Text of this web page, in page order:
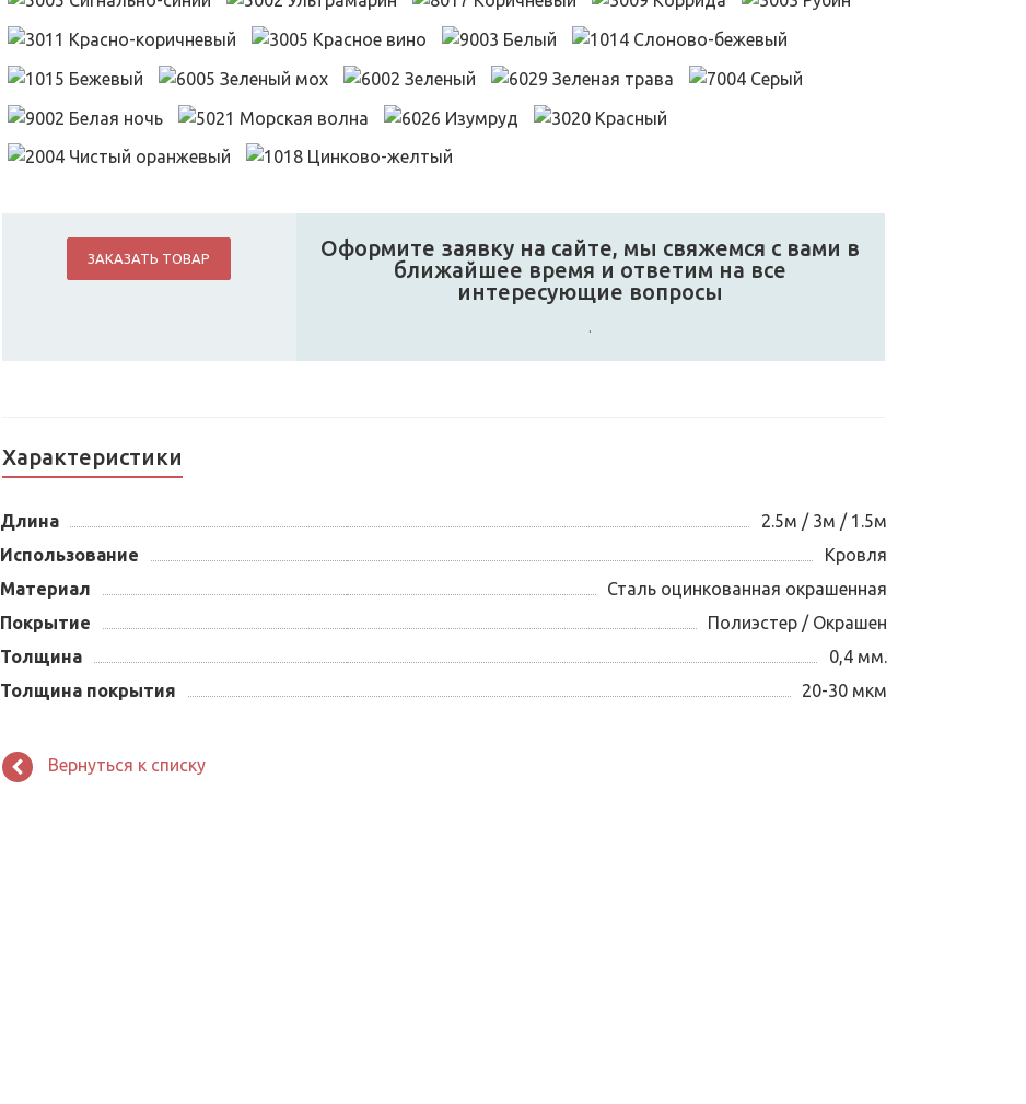
ЗАКАЗАТЬ ТОВАР
Оформите заявку на сайте, мы свяжемся с вами в
ближайшее время и ответим на все
интересующие вопросы
.
Характеристики
Длина
2.5м / 3м / 1.5м
Использование
Кровля
Материал
Сталь оцинкованная окрашенная
Покрытие
Полиэстер / Окрашен
Толщина
0,4 мм.
Толщина покрытия
20-30 мкм
Вернуться к списку